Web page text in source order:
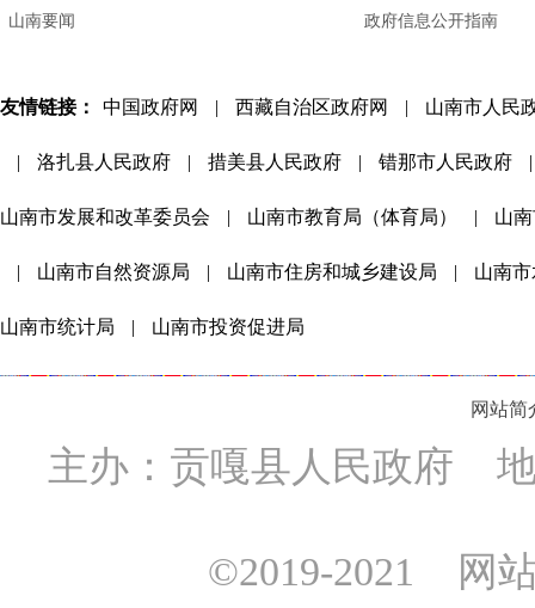
山南要闻 政府信息公开指南
友情链接： 中国政府网 | 西藏自治区政府网 | 山南市人民
| 洛扎县人民政府 | 措美县人民政府 | 错那市人民政府 |
山南市发展和改革委员会 | 山南市教育局（体育局） | 山
| 山南市自然资源局 | 山南市住房和城乡建设局 | 山南
山南市统计局 | 山南市投资促进局
网站简
主办：贡嘎县人民政府
©2019-2021 网